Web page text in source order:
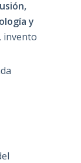
y
invento